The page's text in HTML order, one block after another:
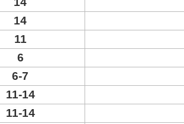
14
11
6
6-7
11-14
11-14